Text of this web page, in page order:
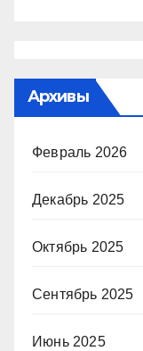
Архивы
Февраль 2026
Декабрь 2025
Октябрь 2025
Сентябрь 2025
Июнь 2025